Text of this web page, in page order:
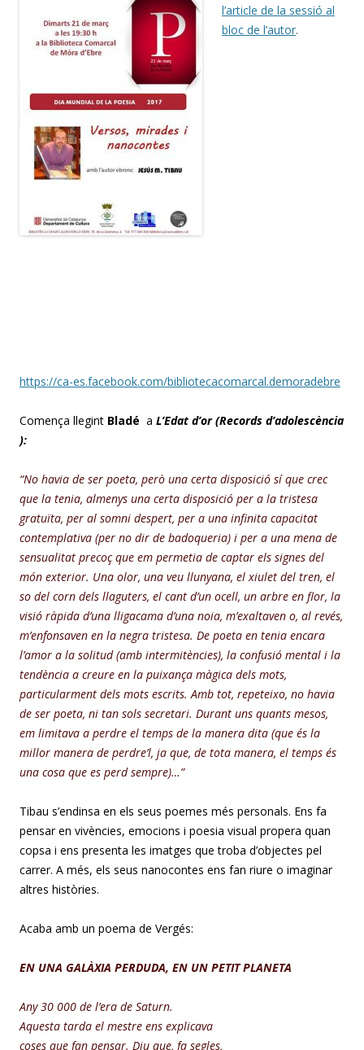
l’article de la sessió al
bloc de l’autor.
https://ca-es.facebook.com/bibliotecacomarcal.demoradebre
Comença llegint Bladé a L’Edat d’or (Records d’adolescència
):
“No havia de ser poeta, però una certa disposició sí que crec
que la tenia, almenys una certa disposició per a la tristesa
gratuïta, per al somni despert, per a una infinita capacitat
contemplativa (per no dir de badoqueria) i per a una mena de
sensualitat precoç que em permetia de captar els signes del
món exterior. Una olor, una veu llunyana, el xiulet del tren, el
so del corn dels llaguters, el cant d’un ocell, un arbre en flor, la
visió ràpida d’una lligacama d’una noia, m’exaltaven o, al revés,
m’enfonsaven en la negra tristesa. De poeta en tenia encara
l’amor a la solitud (amb intermitències), la confusió mental i la
tendència a creure en la puixança màgica dels mots,
particularment dels mots escrits. Amb tot, repeteixo, no havia
de ser poeta, ni tan sols secretari. Durant uns quants mesos,
em limitava a perdre el temps de la manera dita (que és la
millor manera de perdre’l, ja que, de tota manera, el temps és
una cosa que es perd sempre)…”
Tibau s’endinsa en els seus poemes més personals. Ens fa
pensar en vivències, emocions i poesia visual propera quan
copsa i ens presenta les imatges que troba d’objectes pel
carrer. A més, els seus nanocontes ens fan riure o imaginar
altres històries.
Acaba amb un poema de Vergés:
EN UNA GALÀXIA PERDUDA, EN UN PETIT PLANETA
Any 30 000 de l’era de Saturn.
Aquesta tarda el mestre ens explicava
coses que fan pensar. Diu que, fa segles,